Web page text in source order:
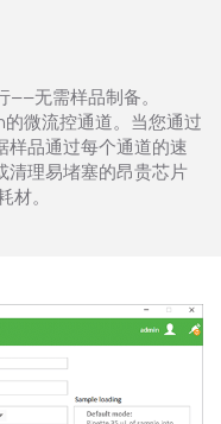
无需样品制备。
微流控通道。当您通过
样品通过每个通道的速
清理易堵塞的昂贵芯片
。